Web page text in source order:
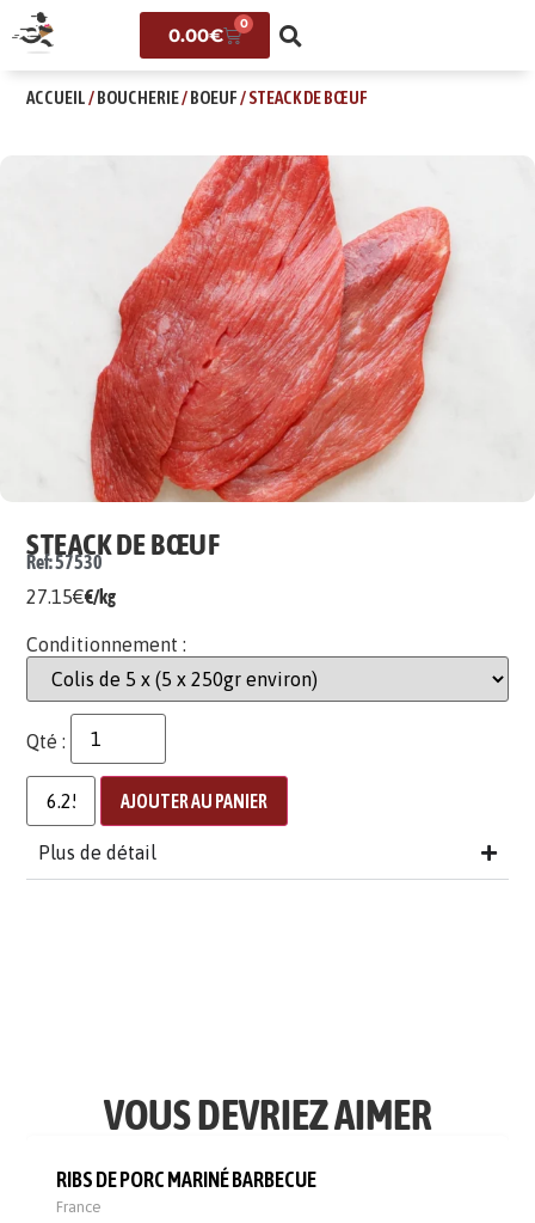
0.00€
0
ACCUEIL/BOUCHERIE/BOEUF/ STEACK DE BŒUF
STEACK DE BŒUF
Ref: 57530
27.15€€/kg
Conditionnement :
Qté :
AJOUTER AU PANIER
Plus de détail
VOUS DEVRIEZ AIMER
RIBS DE PORC MARINÉ BARBECUE
France